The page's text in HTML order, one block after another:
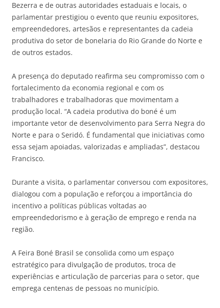
Bezerra e de outras autoridades estaduais e locais, o
parlamentar prestigiou o evento que reuniu expositores,
empreendedores, artesãos e representantes da cadeia
produtiva do setor de bonelaria do Rio Grande do Norte e
de outros estados.
A presença do deputado reafirma seu compromisso com o
fortalecimento da economia regional e com os
trabalhadores e trabalhadoras que movimentam a
produção local. “A cadeia produtiva do boné é um
importante vetor de desenvolvimento para Serra Negra do
Norte e para o Seridó. É fundamental que iniciativas como
essa sejam apoiadas, valorizadas e ampliadas”, destacou
Francisco.
Durante a visita, o parlamentar conversou com expositores,
dialogou com a população e reforçou a importância do
incentivo a políticas públicas voltadas ao
empreendedorismo e à geração de emprego e renda na
região.
A Feira Boné Brasil se consolida como um espaço
estratégico para divulgação de produtos, troca de
experiências e articulação de parcerias para o setor, que
emprega centenas de pessoas no município.